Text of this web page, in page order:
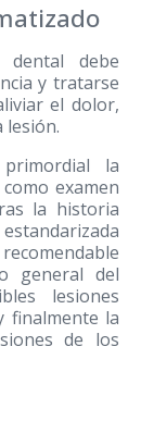
dental debe
y tratarse
el dolor,
lesión.
la
examen
la historia
general del
lesiones
finalmente la
de los